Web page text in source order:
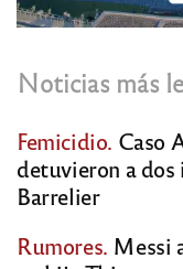
Noticias más
Femicidio. Caso
detuvieron a
Barrelier
Rumores. Messi